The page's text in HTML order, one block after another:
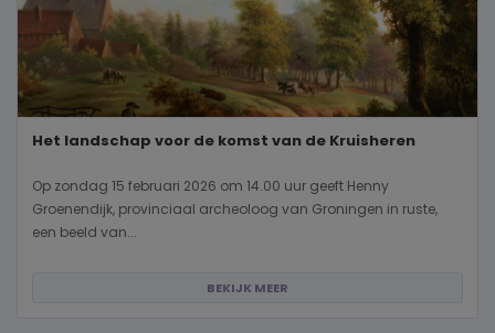
Het landschap voor de komst van de Kruisheren
Op zondag 15 februari 2026 om 14.00 uur geeft Henny
Groenendijk, provinciaal archeoloog van Groningen in ruste,
een beeld van...
BEKIJK MEER